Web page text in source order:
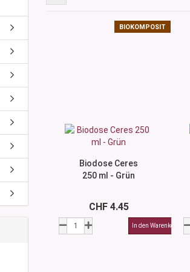
ml)
ml)
ml)
ml)
(200–500 ml)
250 ml & 500
250 ml &
ml & 500 ml
250 ml &
BIOKOMPOSIT
Biodose Ceres
250 ml - Grün
CHF 4.45